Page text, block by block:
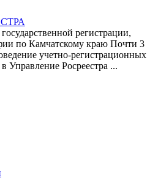
регистрации,
по Камчатскому краю Почти 3
учетно-регистрационных
Управление Росреестра ...